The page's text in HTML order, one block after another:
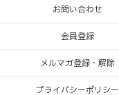
お問い合わせ
会員登録
メルマガ登録・解除
プライバシーポリシー